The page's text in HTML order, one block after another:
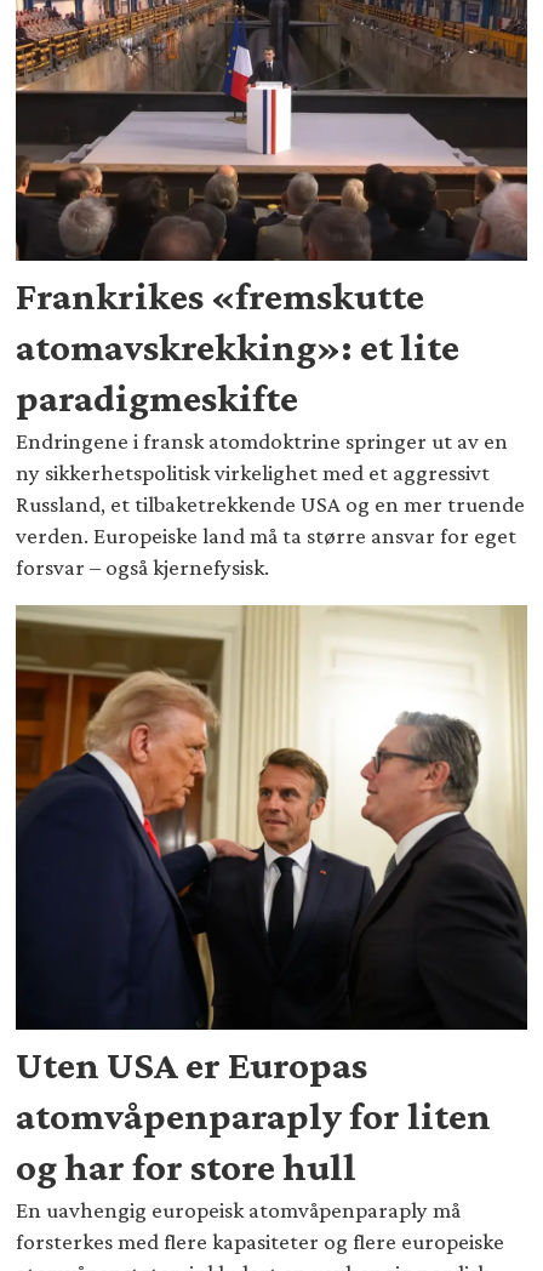
Frankrikes «fremskutte
atomavskrekking»: et lite
paradigmeskifte
Endringene i fransk atomdoktrine springer ut av en
ny sikkerhetspolitisk virkelighet med et aggressivt
Russland, et tilbaketrekkende USA og en mer truende
verden. Europeiske land må ta større ansvar for eget
forsvar – også kjernefysisk.
Uten USA er Europas
atomvåpenparaply for liten
og har for store hull
En uavhengig europeisk atomvåpenparaply må
forsterkes med flere kapasiteter og flere europeiske